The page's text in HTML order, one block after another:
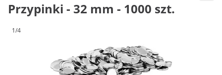
Przypinki - 32 mm - 1000 szt.
1/4